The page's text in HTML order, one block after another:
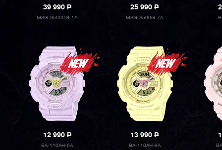
39 990P
MSG-S500CG-1A
25 990P
MSG-S500G-7A
12 990P
BA-110AH-6A
13 990P
BA-110AH-9A